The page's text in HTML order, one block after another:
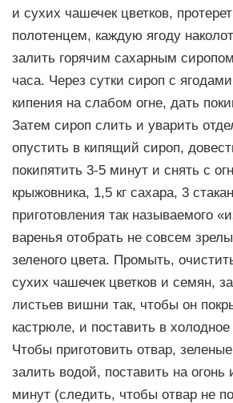
и сухих чашечек цветков,
полотенцем, каждую ягоду
залить горячим сахарным
часа. Через сутки сироп с
кипения на слабом огне, дать
Затем сироп слить и уварить
опустить в кипящий сироп,
покипятить 3-5 минут и снять с
крыжовника, 1,5 кг сахара, 3
приготовления так называемого
варенья отобрать не совсем
зеленого цвета. Промыть,
сухих чашечек цветков и семян,
листьев вишни так, чтобы он
кастрюле, и поставить в
Чтобы приготовить отвар,
залить водой, поставить на огонь
минут (следить, чтобы отвар не